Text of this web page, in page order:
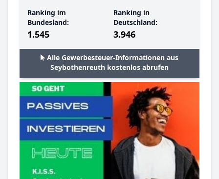
Ranking im
Bundesland:
1.545
Ranking in
Deutschland:
3.946
Alle Gewerbesteuer-Informationen aus
Seybothenreuth kostenlos abrufen